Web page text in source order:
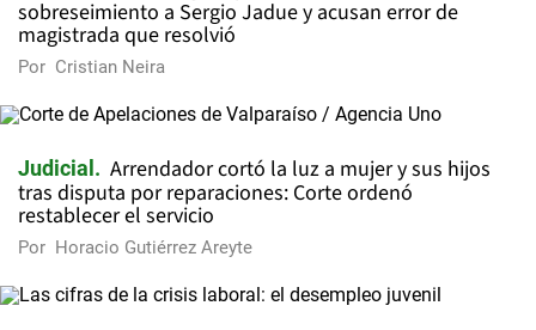
sobreseimiento a Sergio Jadue y acusan error de
magistrada que resolvió
Por Cristian Neira
Judicial
Arrendador cortó la luz a mujer y sus hijos
tras disputa por reparaciones: Corte ordenó
restablecer el servicio
Por Horacio Gutiérrez Areyte